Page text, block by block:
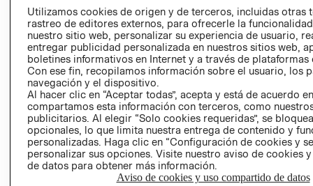
PETICIONES
QUEJAS Y
RECLAMOS
Colombia ($)
CAMBIAR REGIÓN
Utilizamos cookies de origen y de terceros, incluidas otras
rastreo de editores externos, para ofrecerle la
nuestro sitio web, personalizar su experiencia de usuario,
entregar publicidad personalizada en nuestros sitios web,
boletines informativos en Internet y a través de plataformas
Con ese fin, recopilamos información sobre el usuario, los
navegación y el dispositivo.
Al hacer clic en “Aceptar todas”, acepta y está de acuerdo
compartamos esta información con terceros, como
publicitarios. Al elegir “Solo cookies requeridas”, se
opcionales, lo que limita nuestra entrega de contenido y
personalizadas. Haga clic en “Configuración de cookies y
personalizar sus opciones. Visite nuestro aviso de cookies
de datos para obtener más información.
Aviso de cookies y uso compartido de datos